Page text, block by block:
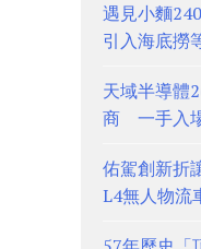
遇見小麵
引入海底撈
天域半導體
商 一手入
佑駕創新折
L4無人物流